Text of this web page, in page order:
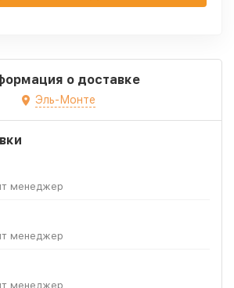
о доставке
Эль-Монте
менеджер
менеджер
менеджер